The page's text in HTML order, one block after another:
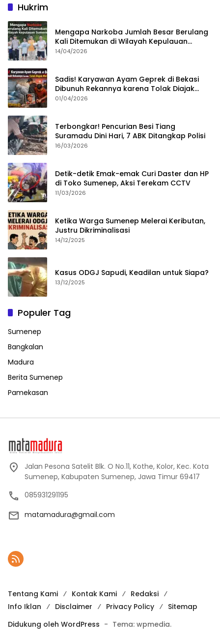
Hukrim
Mengapa Narkoba Jumlah Besar Berulang
Kali Ditemukan di Wilayah Kepulauan
Sumenep?
14/04/2026
Sadis! Karyawan Ayam Geprek di Bekasi
Dibunuh Rekannya karena Tolak Diajak
Merampok Majikan
01/04/2026
Terbongkar! Pencurian Besi Tiang
Suramadu Dini Hari, 7 ABK Ditangkap Polisi
16/03/2026
Detik-detik Emak-emak Curi Daster dan HP
di Toko Sumenep, Aksi Terekam CCTV
11/03/2026
Ketika Warga Sumenep Melerai Keributan,
Justru Dikriminalisasi
14/12/2025
Kasus ODGJ Sapudi, Keadilan untuk Siapa?
13/12/2025
Populer Tag
Sumenep
Bangkalan
Madura
Berita Sumenep
Pamekasan
Jalan Pesona Satelit Blk. O No.11, Kothe, Kolor, Kec. Kota
Sumenep, Kabupaten Sumenep, Jawa Timur 69417
085931291195
matamadura@gmail.com
Tentang Kami Kontak Kami
Redaksi
Info Iklan
Disclaimer Privacy Policy
Sitemap
Didukung oleh WordPress - Tema: wpmedia.